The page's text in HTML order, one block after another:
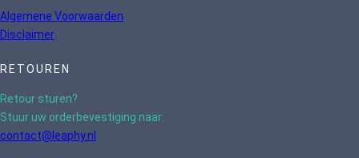
Algemene Voorwaarden
Disclaimer
RETOUREN
Retour sturen?
Stuur uw orderbevestiging naar:
contact@leaphy.nl